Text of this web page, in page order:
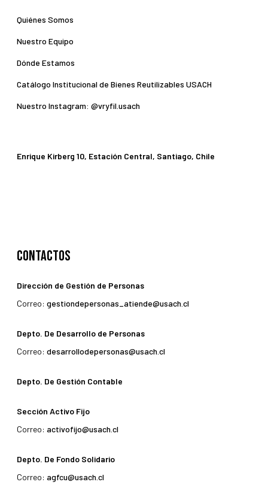
Quiénes Somos
Nuestro Equipo
Dónde Estamos
Catálogo Institucional de Bienes Reutilizables USACH
Nuestro Instagram: @vryfil.usach
Enrique Kirberg 10, Estación Central, Santiago, Chile
Contactos
Dirección de Gestión de Personas
Correo: gestiondepersonas_atiende@usach.cl
Depto. De Desarrollo de Personas
Correo: desarrollodepersonas@usach.cl
Depto. De Gestión Contable
Sección Activo Fijo
Correo: activofijo@usach.cl
Depto. De Fondo Solidario
Correo: agfcu@usach.cl